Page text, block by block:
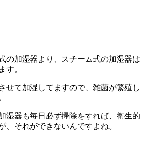
の加湿器より、スチーム式の加湿器は
す。
せて加湿してますので、雑菌が繁殖し
湿器も毎日必ず掃除をすれば、衛生的
、それができないんですよね。